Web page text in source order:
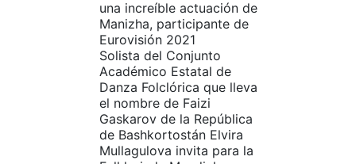
una increíble actuación de
Manizha, participante de
Eurovisión 2021
Solista del Conjunto
Académico Estatal de
Danza Folclórica que lleva
el nombre de Faizi
Gaskarov de la República
de Bashkortostán Elvira
Mullagulova invita para la